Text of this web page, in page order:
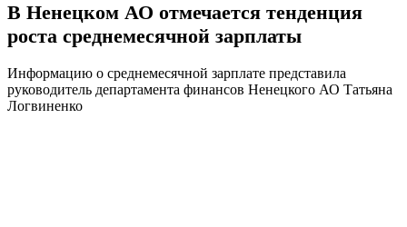
В Ненецком АО отмечается тенденция
роста среднемесячной зарплаты
Информацию о среднемесячной зарплате представила
руководитель департамента финансов Ненецкого АО Татьяна
Логвиненко